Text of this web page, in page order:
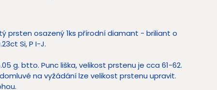
prsten osazený 1ks přírodní diamant - briliant o
Si, P I-J.
g. btto. Punc liška, velikost prstenu je cca 61-62.
na vyžádání lze velikost prstenu upravit.